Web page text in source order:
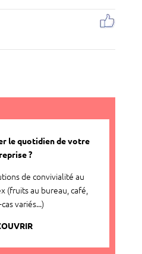
le quotidien de votre
?
de convivialité au
(fruits au bureau, café,
variés...)